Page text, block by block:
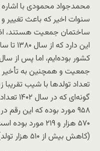
محمدجواد محمودی با
سنوات اخیر که باعث
ساختمان جمعیت هستند،
جمعیت و همچنین به تأخیر
تعداد تولد‌ها با شیب
(کاهش بیش از ۵۱۰ هزار تولد) را نشان می‌دهد.